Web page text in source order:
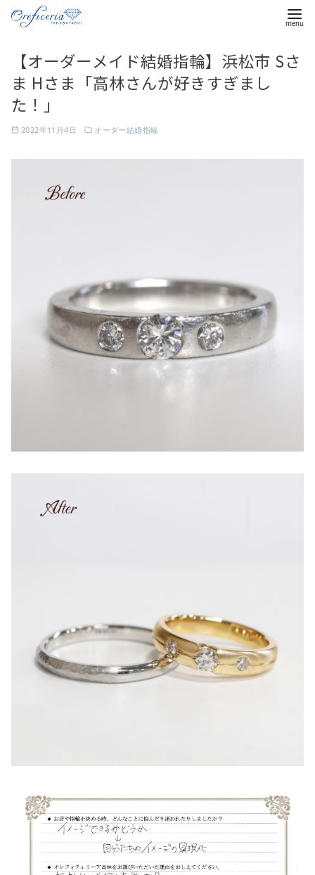
【オーダーメイド結婚指輪】浜松市 Sさ
ま Hさま「高林さんが好きすぎまし
た！」
2022年11月4日 オーダー結婚指輪